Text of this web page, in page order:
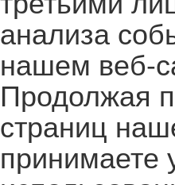
анализа
нашем веб-
Продолжая
страниц
принимаете